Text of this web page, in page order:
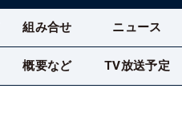
組み合せ ニュース
概要など TV放送予定